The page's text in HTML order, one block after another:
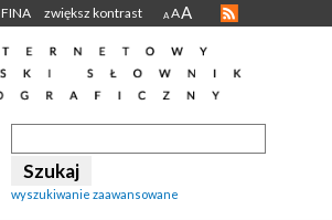
FINA zwiększ kontrast A AA
wyszukiwanie zaawansowane